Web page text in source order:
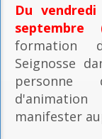
Du
septembre
formation
Seignosse
personne
manifester